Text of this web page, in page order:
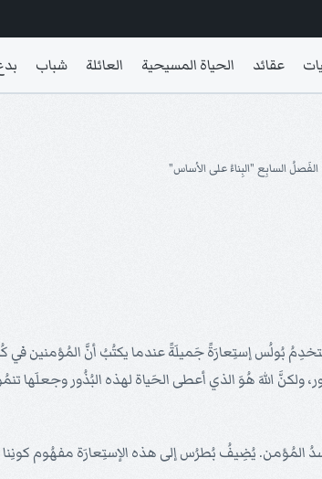
عقائد الحياة المسيحية العائلة شباب
الفَصلُ السابِع "البِناءُ على الأساس"
بُولُس إستِعارَةً جَميلَةً عندما يكتُبُ أنَّ المُؤمنين
لهذه البُذُور وجعلَها تنمُو. في العدد 9، غيَّرَ بُولُس الإستِعارَة، وقالَ لهؤلاء
يُضِيفُ بُطرُس إلى هذه الإستِعارَة مفهُوم كونِنا